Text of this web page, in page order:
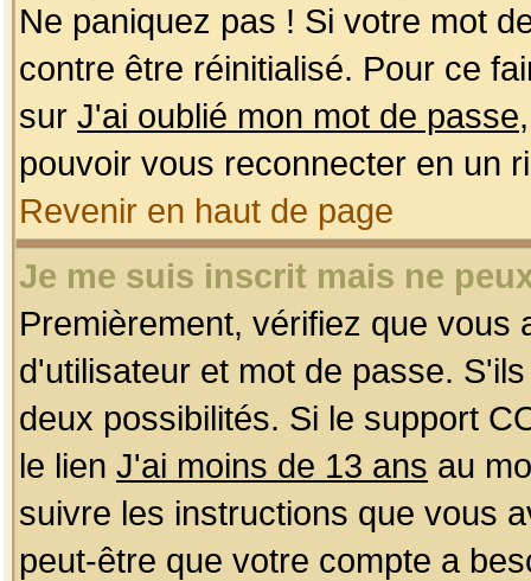
Ne paniquez pas ! Si votre mot
contre être réinitialisé. Pour ce
sur J'ai oublié mon mot de passe
pouvoir vous reconnecter en un
Revenir en haut de page
Je me suis inscrit mais ne
Premièrement, vérifiez que
d'utilisateur et mot de passe.
deux possibilités. Si le support
le lien J'ai moins de 13 ans au
suivre les instructions que vous
peut-être que votre compte a